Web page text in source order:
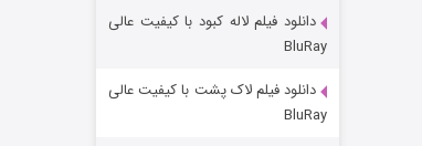
دانلود فیلم لاله کبود با کیفیت عالی
BluRay
دانلود فیلم لاک پشت با کیفیت عالی
BluRay